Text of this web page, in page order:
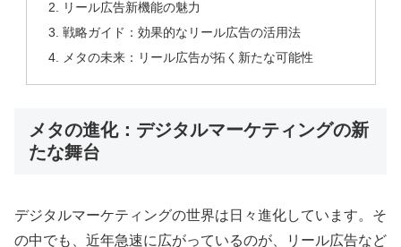
リール広告新機能の魅力
戦略ガイド：効果的なリール広告の活用法
メタの未来：リール広告が拓く新たな可能性
メタの進化：デジタルマーケティングの新
たな舞台
デジタルマーケティングの世界は日々進化しています。そ
の中でも、近年急速に広がっているのが、リール広告など